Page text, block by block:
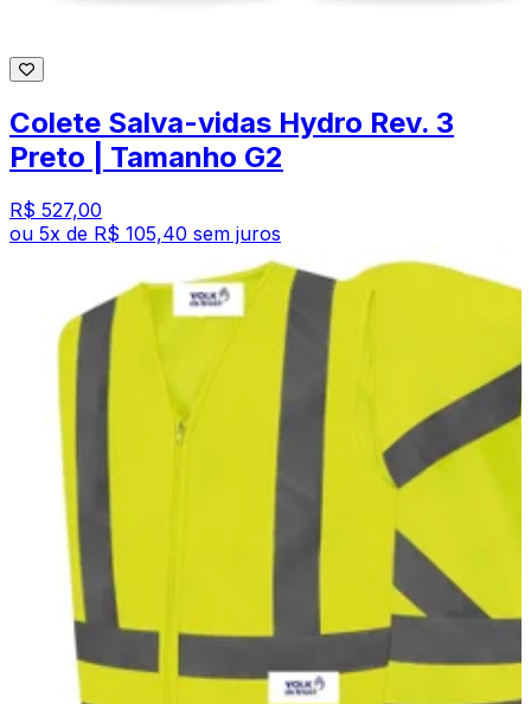
Colete Salva-vidas Hydro Rev. 3
Preto | Tamanho G2
R$ 527,00
ou 5x de R$ 105,40 sem juros